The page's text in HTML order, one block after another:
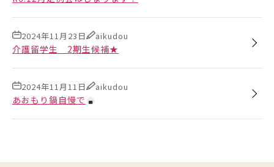
介護留学生 2期生候補★
2024年11月23日 aikudou
あおもり鍋自慢で
2024年11月11日 aikudou